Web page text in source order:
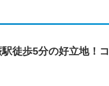
駅徒歩5分の好立地！